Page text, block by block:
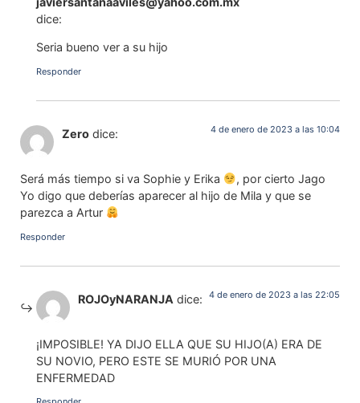
dice:
Seria bueno ver a su hijo
Responder
Zero dice: 4 de enero de 2023 a las 10:04
Será más tiempo si va Sophie y Erika
, por cierto Jago
Yo digo que deberías aparecer al hijo de Mila y que se
parezca a Artur
Responder
ROJOyNARANJA dice: 4 de enero de 2023 a las 22:05
¡IMPOSIBLE! YA DIJO ELLA QUE SU HIJO(A) ERA DE
SU NOVIO, PERO ESTE SE MURIÓ POR UNA
ENFERMEDAD